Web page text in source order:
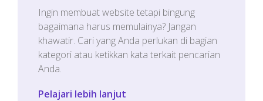
Ingin membuat website tetapi bingung
bagaimana harus memulainya? Jangan
khawatir. Cari yang Anda perlukan di bagian
kategori atau ketikkan kata terkait pencarian
Anda.
Pelajari lebih lanjut